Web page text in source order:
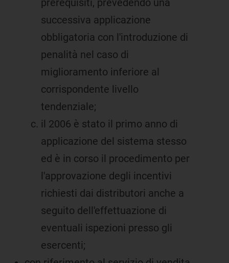
prerequisiti, prevedendo una
successiva applicazione
obbligatoria con l'introduzione di
penalità nel caso di
miglioramento inferiore al
corrispondente livello
tendenziale;
il 2006 è stato il primo anno di
applicazione del sistema stesso
ed è in corso il procedimento per
l'approvazione degli incentivi
richiesti dai distributori anche a
seguito dell'effettuazione di
eventuali ispezioni presso gli
esercenti;